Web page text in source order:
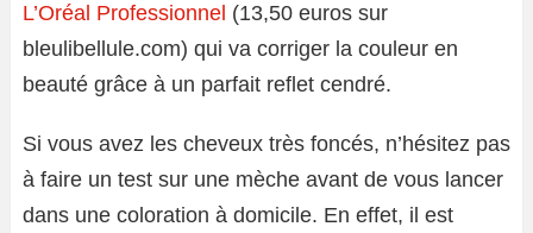
L’Oréal Professionnel (13,50 euros sur
bleulibellule.com) qui va corriger la couleur en
beauté grâce à un parfait reflet cendré.
Si vous avez les cheveux très foncés, n’hésitez pas
à faire un test sur une mèche avant de vous lancer
dans une coloration à domicile. En effet, il est